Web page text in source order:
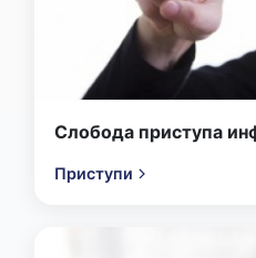
Слобода приступа
Приступи